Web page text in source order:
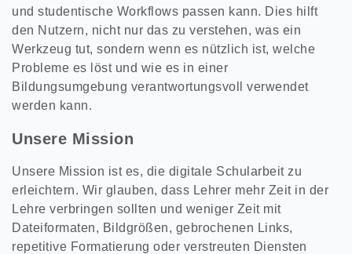
und studentische Workflows passen kann. Dies hilft
den Nutzern, nicht nur das zu verstehen, was ein
Werkzeug tut, sondern wenn es nützlich ist, welche
Probleme es löst und wie es in einer
Bildungsumgebung verantwortungsvoll verwendet
werden kann.
Unsere Mission
Unsere Mission ist es, die digitale Schularbeit zu
erleichtern. Wir glauben, dass Lehrer mehr Zeit in der
Lehre verbringen sollten und weniger Zeit mit
Dateiformaten, Bildgrößen, gebrochenen Links,
repetitive Formatierung oder verstreuten Diensten